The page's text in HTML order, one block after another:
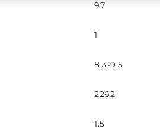
97
1
8,3-9,5
2262
1.5